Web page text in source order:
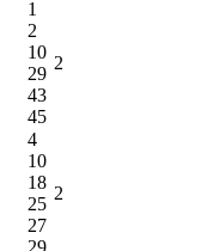
1
2
10
29
43
45
2
4
10
18
25
27
29
2